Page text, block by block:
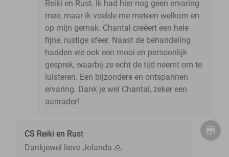
Reiki en Rust. Ik had hier nog geen ervaring
mee, maar ik voelde me meteen welkom en
op mijn gemak. Chantal creëert een hele
fijne, rustige sfeer. Naast de behandeling
hadden we ook een mooi en persoonlijk
gesprek, waarbij ze echt de tijd neemt om te
luisteren. Een bijzondere en ontspannen
ervaring. Dank je wel Chantal, zeker een
aanrader!
CS Reiki en Rust
Dankjewel lieve Jolanda 🙏